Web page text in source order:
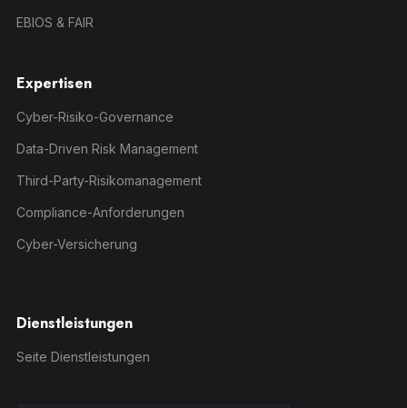
EBIOS & FAIR
Expertisen
Cyber-Risiko-Governance
Data-Driven Risk Management
Third-Party-Risikomanagement
Compliance-Anforderungen
Cyber-Versicherung
Dienstleistungen
Seite Dienstleistungen